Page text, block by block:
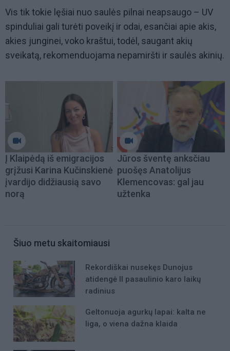
Vis tik tokie lęšiai nuo saulės pilnai neapsaugo – UV
spinduliai gali turėti poveikį ir odai, esančiai apie akis,
akies junginei, voko kraštui, todėl, saugant akių
sveikatą, rekomenduojama nepamiršti ir saulės akinių.
Į Klaipėdą iš emigracijos
grįžusi Karina Kučinskienė
įvardijo didžiausią savo
norą
Jūros šventę anksčiau
puošęs Anatolijus
Klemencovas: gal jau
užtenka
Šiuo metu skaitomiausi
Rekordiškai nusekęs Dunojus
atidengė II pasaulinio karo laikų
radinius
Geltonuoja agurkų lapai: kalta ne
liga, o viena dažna klaida